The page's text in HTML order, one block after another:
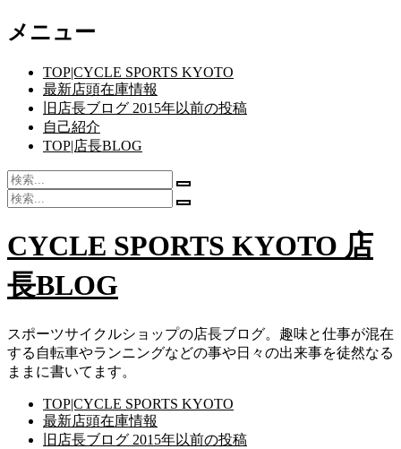
コ
ン
ッ
プ
メニュー
TOP|CYCLE SPORTS KYOTO
最新店頭在庫情報
旧店長ブログ 2015年以前の投稿
自己紹介
TOP|店長BLOG
検
索:
検
索
始
検
検
開
始
CYCLE SPORTS KYOTO 店
長BLOG
スポーツサイクルショップの店長ブログ。趣味と仕事が混在
する自転車やランニングなどの事や日々の出来事を徒然なる
ままに書いてます。
TOP|CYCLE SPORTS KYOTO
最新店頭在庫情報
旧店長ブログ 2015年以前の投稿